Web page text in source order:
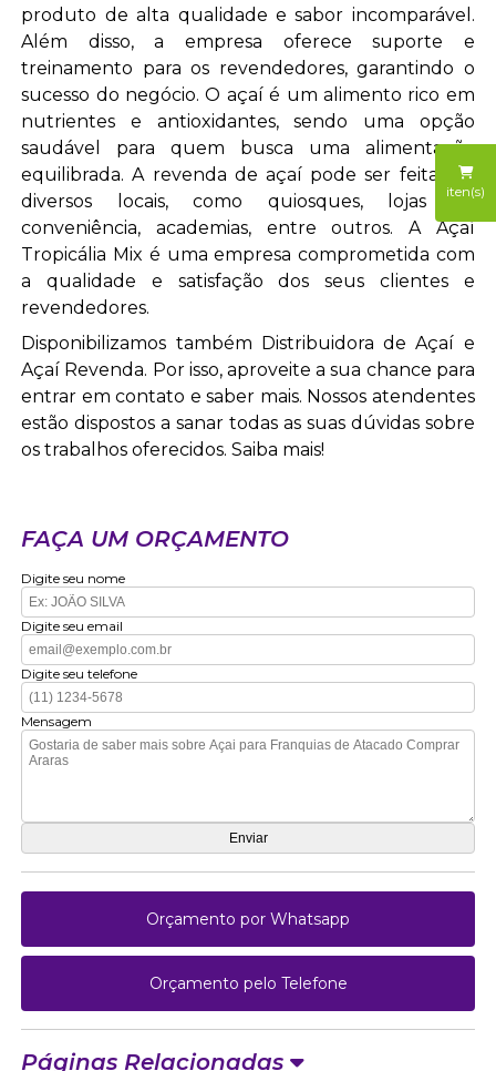
iten(s)
produto de alta qualidade e sabor incomparável.
Além disso, a empresa oferece suporte e
treinamento para os revendedores, garantindo o
sucesso do negócio. O açaí é um alimento rico em
nutrientes e antioxidantes, sendo uma opção
saudável para quem busca uma alimentação
equilibrada. A revenda de açaí pode ser feita em
diversos locais, como quiosques, lojas de
conveniência, academias, entre outros. A Açaí
Tropicália Mix é uma empresa comprometida com
a qualidade e satisfação dos seus clientes e
revendedores.
Disponibilizamos também Distribuidora de Açaí e
Açaí Revenda. Por isso, aproveite a sua chance para
entrar em contato e saber mais. Nossos atendentes
estão dispostos a sanar todas as suas dúvidas sobre
os trabalhos oferecidos. Saiba mais!
FAÇA UM ORÇAMENTO
Digite seu nome
Digite seu email
Digite seu telefone
Mensagem
Orçamento por Whatsapp
Orçamento pelo Telefone
Páginas Relacionadas